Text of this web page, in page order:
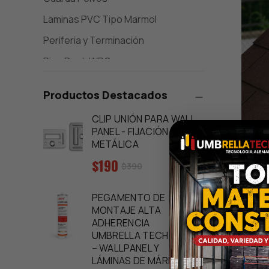
Laminas PVC Tipo Marmol
Periferia y Terminación
Piso Deck WPC
Rack Industriales y Carros
Separadores
Sidings Metálico
Tejas Asfalticas
Wall Panels - Panel de Pared WPC
Productos Destacados
CLIP UNIÓN PARA WALL
PANEL - FIJACIÓN
METÁLICA
Precio
regular
$190 Precio
venta
$390
PEGAMENTO DE
MONTAJE ALTA
ADHERENCIA
UMBRELLA TECH 300ML
– WALLPANEL Y
LÁMINAS DE MÁRMOL
3,1m²
Precio
regular
-